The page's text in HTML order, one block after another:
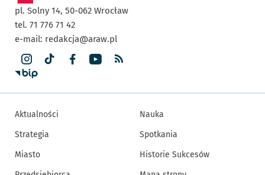
pl. Solny 14, 50-062 Wrocław
tel. 71 776 71 42
e-mail: redakcja@araw.pl
Aktualności
Strategia
Miasto
Nauka
Spotkania
Historie Sukcesów